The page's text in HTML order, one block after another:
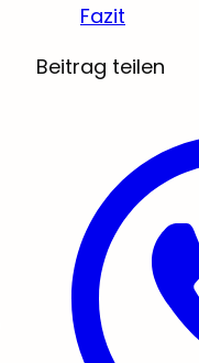
Fazit
Beitrag teilen